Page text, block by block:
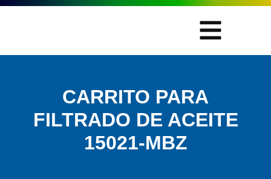
CARRITO PARA
FILTRADO DE ACEITE
15021-MBZ